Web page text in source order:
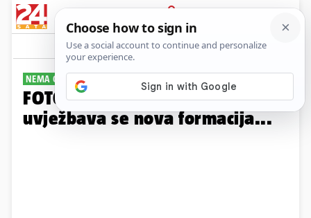
PRIJAVA
Galerija Komentari
NEMA OPUŠTANJA
FOTO Vatreni 'lete' na treningu,
uvježbava se nova formacija...